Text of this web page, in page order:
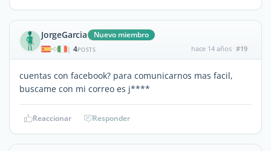
JorgeGarcia Nuevo miembro
| 4POSTS hace 14 años #19
cuentas con facebook? para comunicarnos mas facil,
buscame con mi correo es j****
Reaccionar Responder